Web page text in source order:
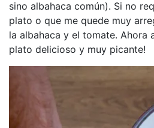
sino albahaca común). Si no
plato o que me quede muy
la albahaca y el tomate. Ahora
plato delicioso y muy picante!